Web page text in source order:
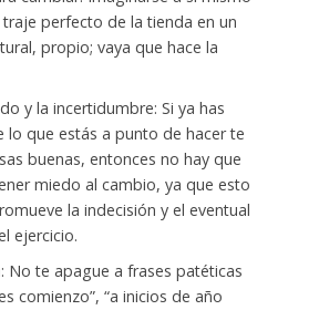
perfecto de la tienda en un
propio; vaya que hace la
y la incertidumbre: Si ya has
lo que estás a punto de hacer te
buenas, entonces no hay que
miedo al cambio, ya que esto
la indecisión y el eventual
ejercicio.
No te apague a frases patéticas
comienzo”, “a inicios de año